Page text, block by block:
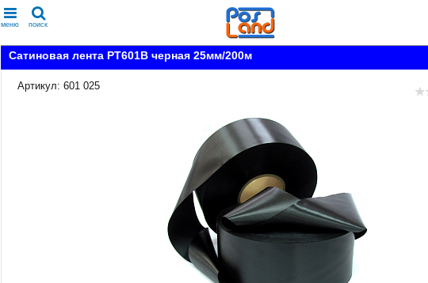
меню поиск
Сатиновая лента PT601B черная 25мм/200м
Артикул: 601 025